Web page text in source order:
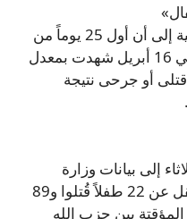
تشير إحصاءات المنظمة العالمية إلى أن أول 25 يوماً من
الهدنة التي دخلت حيز التنفيذ في 16 أبريل شهدت بمعدل
أو جرحى نتيجة
إلى بيانات وزارة
الصحة اللبنانية، وذكر أن ما لا يقل عن 22 طفلاً قُتلوا و89
بين حزب الله